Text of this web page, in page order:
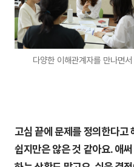
다양한 이해관계자를 만나면
고심 끝에 문제를 정의한다고
쉽지만은 않은 것 같아요. 애